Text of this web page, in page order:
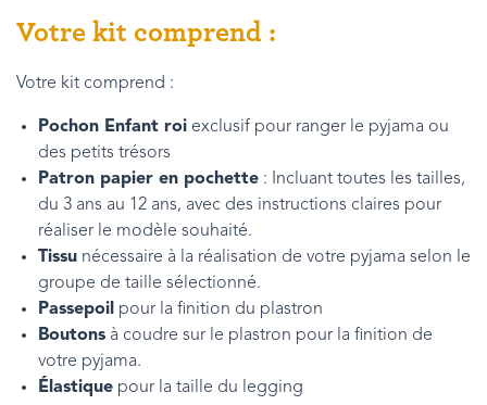
Votre kit comprend :
Votre kit comprend :
Pochon Enfant roi exclusif pour ranger le pyjama ou
des petits trésors
Patron papier en pochette : Incluant toutes les tailles,
du 3 ans au 12 ans, avec des instructions claires pour
réaliser le modèle souhaité.
Tissu nécessaire à la réalisation de votre pyjama selon le
groupe de taille sélectionné.
Passepoil pour la finition du plastron
Boutons à coudre sur le plastron pour la finition de
votre pyjama.
Élastique pour la taille du legging